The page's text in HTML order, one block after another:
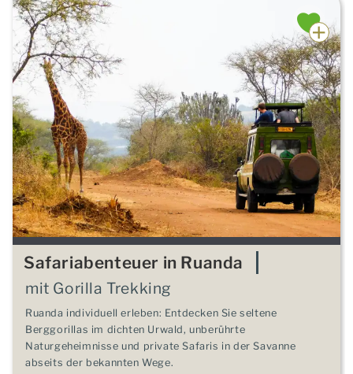
Safariabenteuer in Ruanda
mit Gorilla Trekking
Ruanda individuell erleben: Entdecken Sie seltene
Berggorillas im dichten Urwald, unberührte
Naturgeheimnisse und private Safaris in der Savanne
abseits der bekannten Wege.